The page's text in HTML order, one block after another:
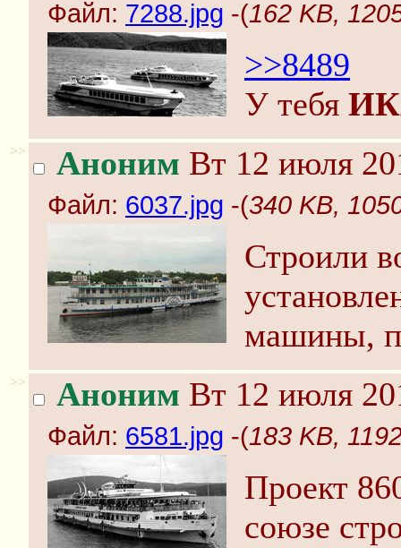
Файл: 7288.jpg -(162 KB,
>>8489
У тебя
>> Аноним Вт 12 июля
Файл: 6037.jpg -(340 KB,
Строили
машины,
>> Аноним Вт 12 июля
Файл: 6581.jpg -(183 KB,
Проект
союзе